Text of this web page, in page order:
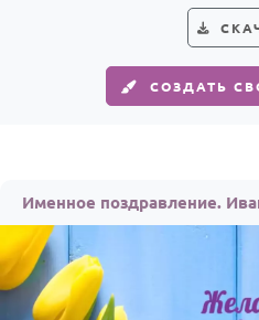
СОЗДАТЬ
Именное поздравление.